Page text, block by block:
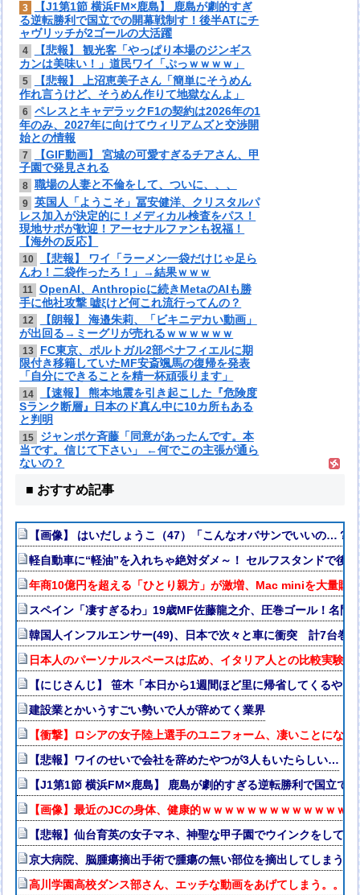
3
【J1第1節 横浜FM×鹿島】 鹿島が劇的すぎ
る逆転勝利で国立での開幕戦制す！後半ATにチ
ャヴリッチが2ゴールの大活躍
4
【悲報】 観光客「やっぱり本場のジンギス
カンは美味い！」道民ワイ「ぷっｗｗｗｗ」
5
【悲報】 上沼恵美子さん「簡単にそうめん
作れ言うけど、そうめん作りて地獄なんよ」
6 ペレスとキャデラックF1の契約は2026年の1
年のみ、2027年に向けてウィリアムズと交渉開
始との情報
7
【GIF動画】 宮城の可愛すぎるチアさん、甲
子園で発見される
8 職場の人妻と不倫をして、ついに、、、
9 英国人「ようこそ」冨安健洋、クリスタルパ
レス加入が決定的に！メディカル検査をパス！
現地サポが歓迎！アーセナルファンも祝福！
【海外の反応】
10
【悲報】 ワイ「ラーメン一袋だけじゃ足ら
んわ！二袋作ったろ！」→結果ｗｗｗ
11 OpenAI、Anthropicに続きMetaのAIも勝
手に他社攻撃 嘘ξけど何これ流行ってんの？
12
【朗報】 海邉朱莉、「ビキニデカい動画」
が出回る→ミーグリが売れるｗｗｗｗｗｗ
13
FC東京、ポルトガル2部ペナフィエルに期
限付き移籍していたMF安斎颯馬の復帰を発表
「自分にできることを精一杯頑張ります」
14
【速報】 熊本地震を引き起こした『危険度
Sランク断層』日本のド真ん中に10カ所もある
と判明
15
ジャンポケ斉藤「同意があったんです。本
当です。信じて下さい」 ←何でこの主張が通ら
ないの？
■ おすすめ記事
【画像】 はいだしょうこ（47）「こんなオバサンでいいの…？」
軽自動車に“軽油”を入れちゃ絶対ダメ～！ セルフスタンドで後
年商10億円を超える「ひとり親方」が激増、Mac miniを大量購
スペイン「凄すぎるわ」19歳MF佐藤龍之介、圧巻ゴール！名
韓国人インフルエンサー(49)、日本で次々と車に衝突 計7台巻
日本人のパーソナルスペースは広め、イタリア人との比較実験で
【にじさんじ】 笹木「本日から1週間ほど里に帰省してくるや
建設業とかいうすごい勢いで人が辞めてく業界
【衝撃】ロシアの女子陸上選手のユニフォーム、凄いことになる
【悲報】ワイのせいで会社を辞めたやつが3人もいたらしい…
【J1第1節 横浜FM×鹿島】 鹿島が劇的すぎる逆転勝利で国立で
【画像】最近のJCの身体、健康的ｗｗｗｗｗｗｗｗｗｗｗｗｗ
【悲報】仙台育英の女子マネ、神聖な甲子園でウインクをしてし
京大病院、脳腫瘍摘出手術で腫瘍の無い部位を摘出してしま
高川学園高校ダンス部さん、エッチな動画をあげてしまう。。。